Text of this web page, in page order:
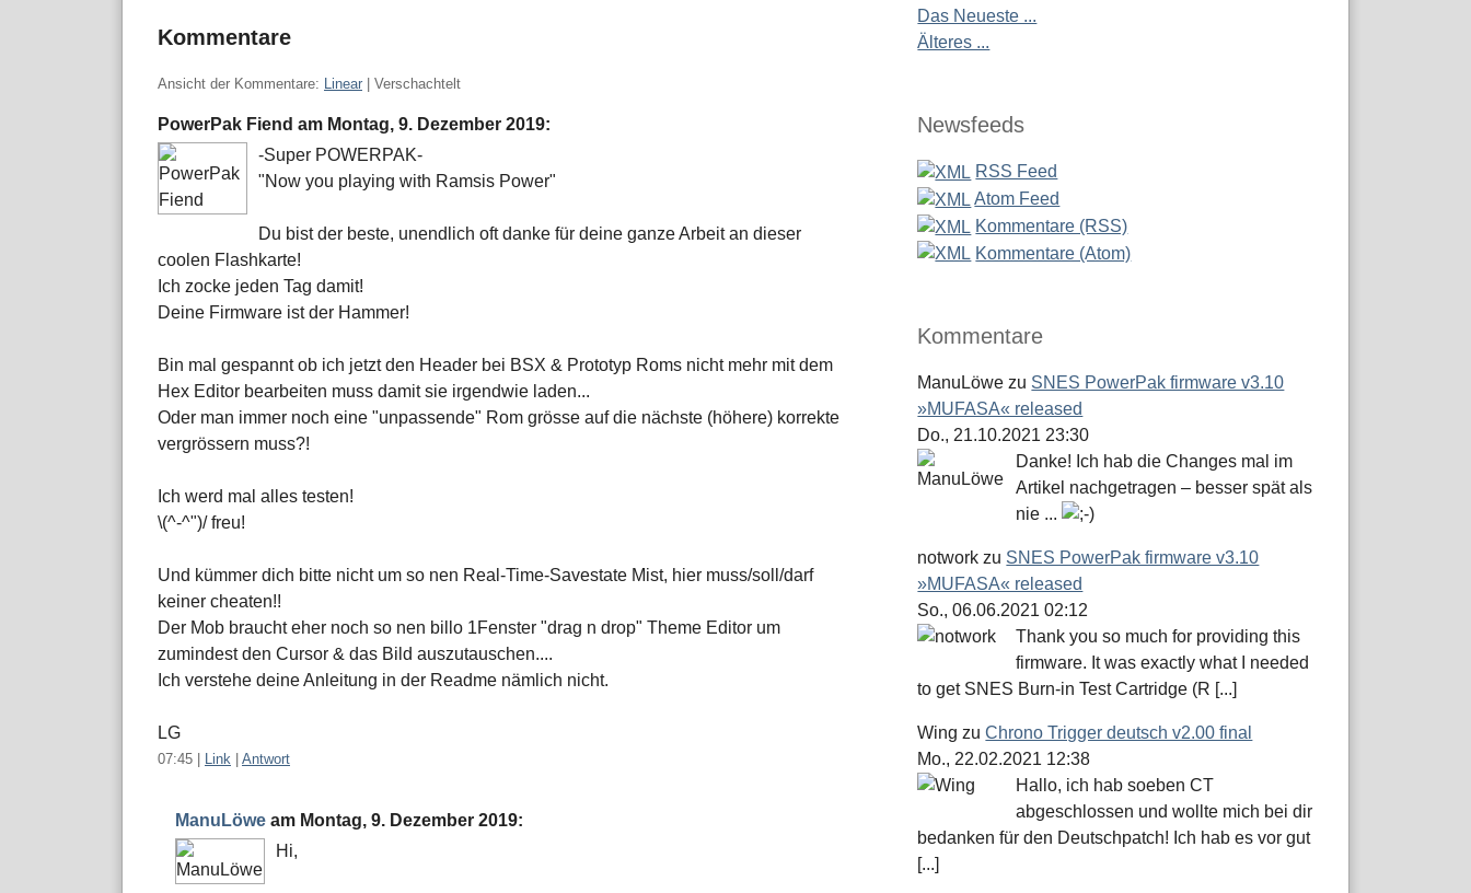
Kommentare
Ansicht der Kommentare: Linear | Verschachtelt
PowerPak Fiend am Montag, 9. Dezember 2019:
-Super POWERPAK-
"Now you playing with Ramsis Power"
Du bist der beste, unendlich oft danke für deine ganze Arbeit an dieser
coolen Flashkarte!
Ich zocke jeden Tag damit!
Deine Firmware ist der Hammer!
Bin mal gespannt ob ich jetzt den Header bei BSX & Prototyp Roms nicht mehr mit dem
Hex Editor bearbeiten muss damit sie irgendwie laden...
Oder man immer noch eine "unpassende" Rom grösse auf die nächste (höhere) korrekte
vergrössern muss?!
Ich werd mal alles testen!
\(^-^")/ freu!
Und kümmer dich bitte nicht um so nen Real-Time-Savestate Mist, hier muss/soll/darf
keiner cheaten!!
Der Mob braucht eher noch so nen billo 1Fenster "drag n drop" Theme Editor um
zumindest den Cursor & das Bild auszutauschen....
Ich verstehe deine Anleitung in der Readme nämlich nicht.
LG
07:45 Link Antwort
ManuLöwe am Montag, 9. Dezember 2019:
Hi,
Das Neueste ...
Älteres ...
Newsfeeds
RSS Feed
Atom Feed
Kommentare (RSS)
Kommentare (Atom)
Kommentare
ManuLöwe zu SNES PowerPak firmware v3.10
»MUFASA« released
Do., 21.10.2021 23:30
Danke! Ich hab die Changes mal im
Artikel nachgetragen – besser spät als
nie ...
notwork zu SNES PowerPak firmware v3.10
»MUFASA« released
So., 06.06.2021 02:12
Thank you so much for providing this
firmware. It was exactly what I needed
to get SNES Burn-in Test Cartridge (R [...]
Wing zuChrono Trigger deutsch v2.00 final
Mo., 22.02.2021 12:38
Hallo, ich hab soeben CT
abgeschlossen und wollte mich bei dir
bedanken für den Deutschpatch! Ich hab es vor gut
[...]